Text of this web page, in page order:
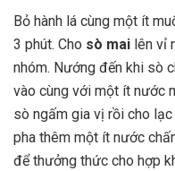
Bỏ hành lá cùng một ít
3 phút. Cho sò mai lên vỉ
nhóm. Nướng đến khi sò
vào cùng với một ít nước
sò ngấm gia vị rồi cho
pha thêm một ít nước
để thưởng thức cho hợp